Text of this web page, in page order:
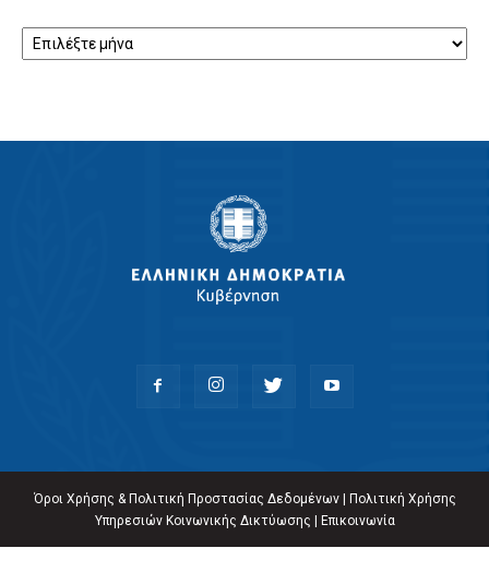
Αρχείο
Όροι Χρήσης & Πολιτική Προστασίας Δεδομένων|
Πολιτική Χρήσης
Υπηρεσιών Κοινωνικής Δικτύωσης
Επικοινωνία